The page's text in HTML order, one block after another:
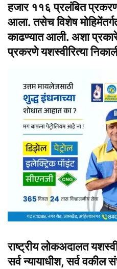
हजार ११६ प्रलंबित
आला. तसेच विशेष
काढण्यात आली. अशा
प्रकरणे यशस्वीरित्या
राष्ट्रीय लोकअदालत
सर्व न्यायाधीश, सर्व वकील